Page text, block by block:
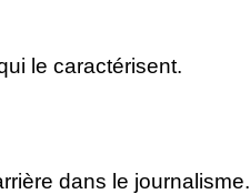
le caractérisent.
dans le journalisme.